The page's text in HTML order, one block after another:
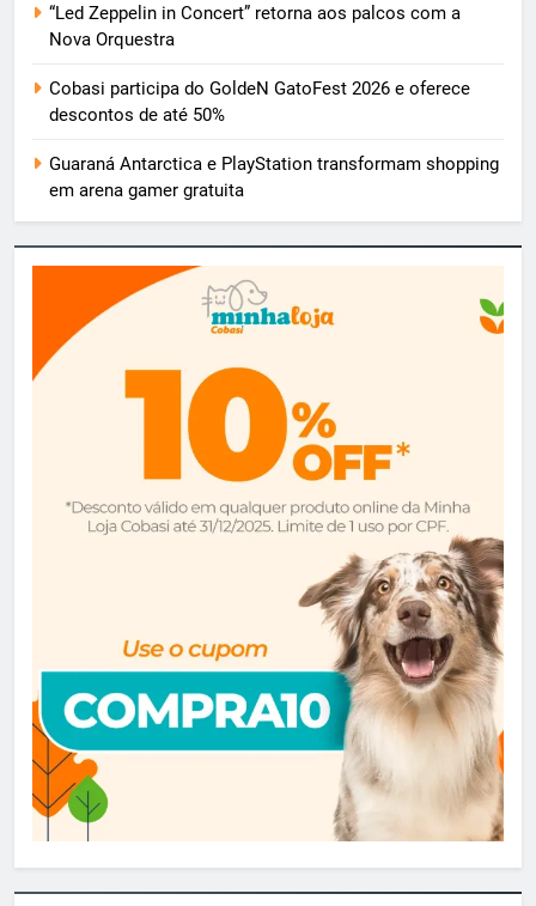
“Led Zeppelin in Concert” retorna aos palcos com a
Nova Orquestra
Cobasi participa do GoldeN GatoFest 2026 e oferece
descontos de até 50%
Guaraná Antarctica e PlayStation transformam shopping
em arena gamer gratuita